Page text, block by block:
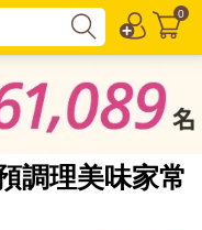
0
調理美味家常